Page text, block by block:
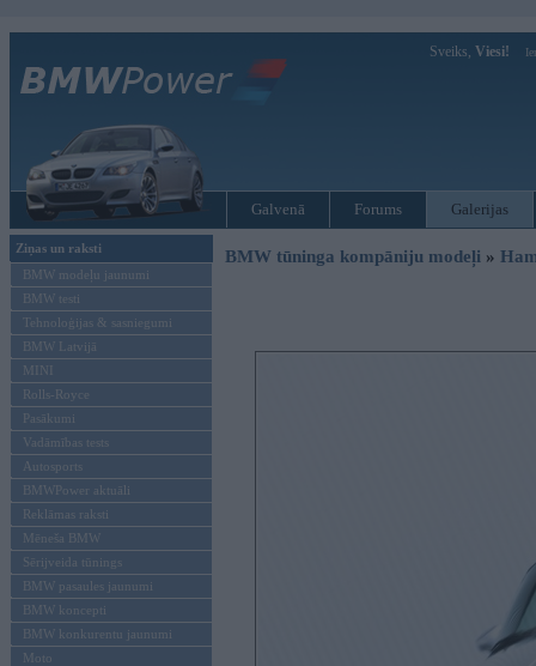
Sveiks, Viesi!
Galvenā Forums Galerijas
Ziņas un raksti
BMW modeļu jaunumi
BMW testi
Tehnoloģijas & sasniegumi
BMW Latvijā
MINI
Rolls-Royce
Pasākumi
Vadāmības tests
Autosports
BMWPower aktuāli
Reklāmas raksti
Mēneša BMW
Sērijveida tūnings
BMW pasaules jaunumi
BMW koncepti
BMW konkurentu jaunumi
Moto
BMW tūninga kompāniju modeļi »